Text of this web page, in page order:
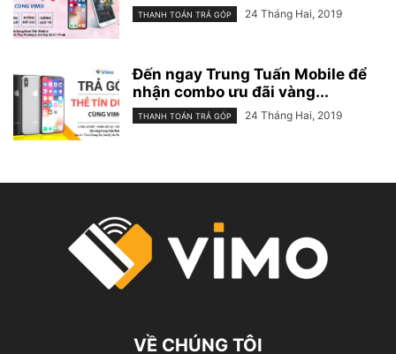
THANH TOÁN TRẢ GÓP 24 Tháng Hai, 2019
Đến ngay Trung Tuấn Mobile để
nhận combo ưu đãi vàng...
THANH TOÁN TRẢ GÓP 24 Tháng Hai, 2019
VỀ CHÚNG TÔI